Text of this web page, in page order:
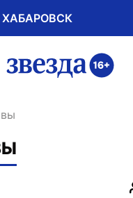
ХАБАРОВСК
главную